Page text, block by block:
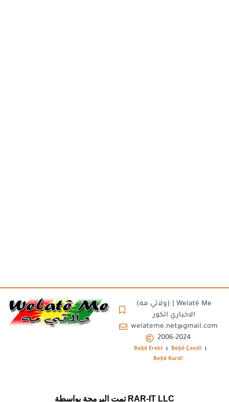
(ولاتي مه) | Welatê Me
الاخباري الكور
welateme.net@gmail.com
2006-2024
Beşê Erebî
Beşê Çandî
Beșê Kurdî
تمت البرمجة بواسطة RAR-IT LLC